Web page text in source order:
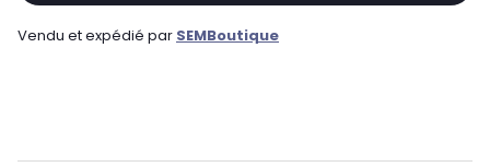
Vendu et expédié par SEMBoutique